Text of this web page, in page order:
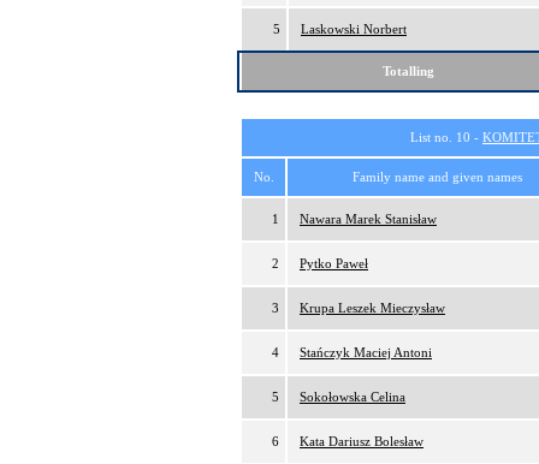
5 Laskowski Norbert
Totalling
List no. 10 -
No. Family name and given names
1 Nawara Marek Stanisław
2 Pytko Paweł
3 Krupa Leszek Mieczysław
4 Stańczyk Maciej Antoni
5 Sokołowska Celina
6 Kata Dariusz Bolesław